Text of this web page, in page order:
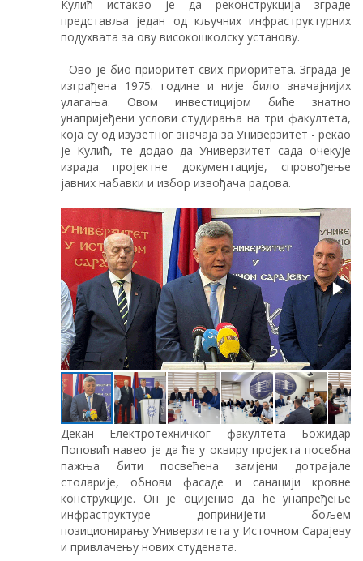
Кулић истакао је да реконструкција зграде
представља један од кључних инфраструктурних
подухвата за ову високошколску установу.
- Ово је био приоритет свих приоритета. Зграда је
изграђена 1975. године и није било значајнијих
улагања. Овом инвестицијом биће знатно
унапријеђени услови студирања на три факултета,
која су од изузетног значаја за Универзитет - рекао
је Кулић, те додао да Универзитет сада очекује
израда пројектне документације, спровођење
јавних набавки и избор извођача радова.
Декан Електротехничког факултета Божидар
Поповић навео је да ће у оквиру пројекта посебна
пажња бити посвећена замјени дотрајале
столарије, обнови фасаде и санацији кровне
конструкције. Он је оцијенио да ће унапређење
инфраструктуре допринијети бољем
позиционирању Универзитета у Источном Сарајеву
и привлачењу нових студената.